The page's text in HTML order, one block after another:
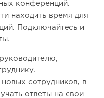
конференций.
находить время для
Подключайтесь и
сотрудников, в
ответы на свои